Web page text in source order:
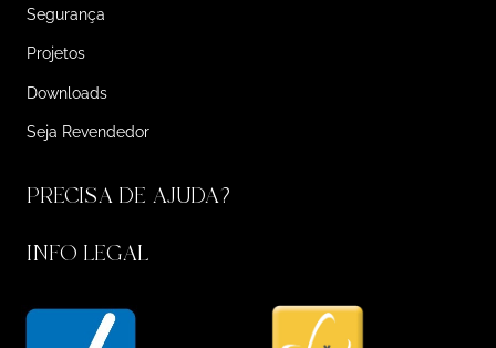
Segurança
Projetos
Downloads
Seja Revendedor
PRECISA DE AJUDA?
INFO LEGAL